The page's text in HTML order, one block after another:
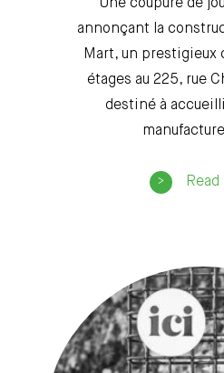
Une coupure de
annonçant la
Mart, un prestigieux
étages au 225, rue
destiné à